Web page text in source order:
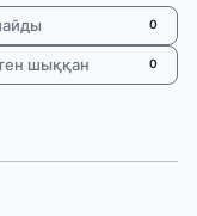
0
шыққан 0